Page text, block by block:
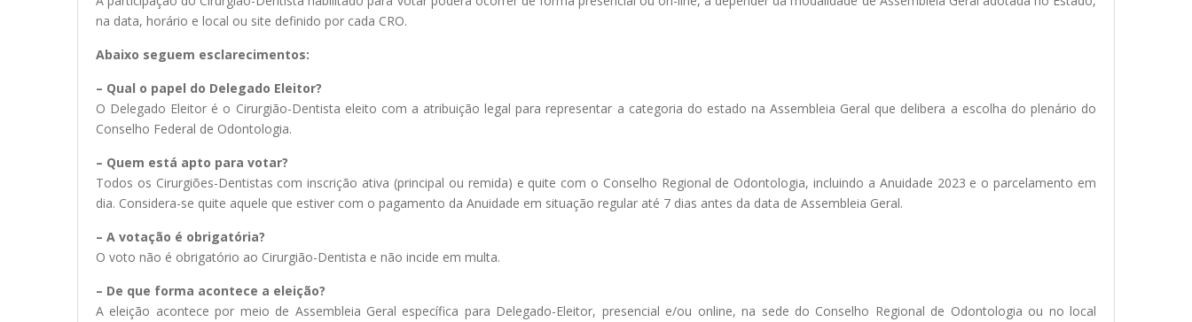
na data, horário e local ou site definido por cada CRO.
Abaixo seguem esclarecimentos:
– Qual o papel do Delegado Eleitor?
O Delegado Eleitor é o Cirurgião-Dentista eleito com a atribuição legal para representar a categoria do estado na Assembleia Geral que delibera a escolha do plenário do
Conselho Federal de Odontologia.
– Quem está apto para votar?
Todos os Cirurgiões-Dentistas com inscrição ativa (principal ou remida) e quite com o Conselho Regional de Odontologia, incluindo a Anuidade 2023 e o parcelamento em
dia. Considera-se quite aquele que estiver com o pagamento da Anuidade em situação regular até 7 dias antes da data de Assembleia Geral.
– A votação é obrigatória?
O voto não é obrigatório ao Cirurgião-Dentista e não incide em multa.
– De que forma acontece a eleição?
A eleição acontece por meio de Assembleia Geral específica para Delegado-Eleitor, presencial e/ou online, na sede do Conselho Regional de Odontologia ou no local